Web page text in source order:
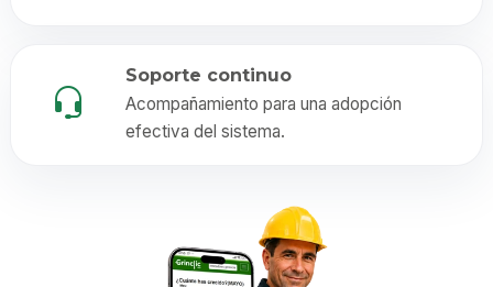
Soporte continuo
Acompañamiento para una adopción
efectiva del sistema.